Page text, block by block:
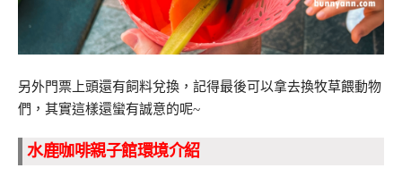
另外門票上頭還有飼料兌換，記得最後可以拿去換牧草餵動物
們，其實這樣還蠻有誠意的呢~
水鹿咖啡親子館環境介紹